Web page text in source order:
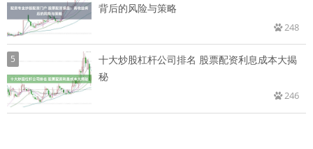
背后的风险与策略
248
5
十大炒股杠杆公司排名 股票配资利息成本大揭
秘
246